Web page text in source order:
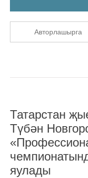
Авторлашырга
Татарстан
Түбән
яулады